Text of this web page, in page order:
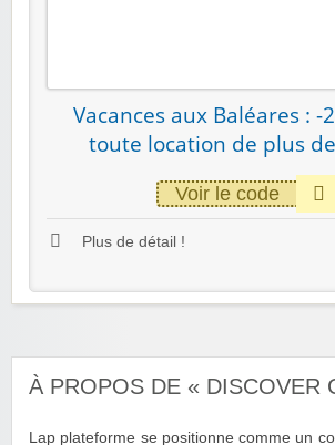
Vacances aux Baléares : -
toute location de plus
Voir le code
Plus de détail !
À PROPOS DE « DISCOVER
Lap plateforme se positionne comme un